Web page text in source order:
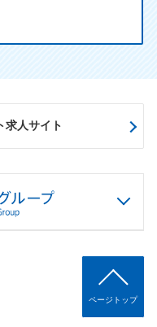
求人サイト
ページトップ